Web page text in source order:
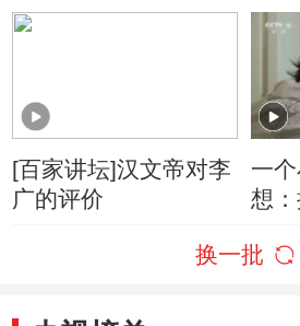
速
[百家讲坛]汉文帝对李
广的评价
一
想：
换一批